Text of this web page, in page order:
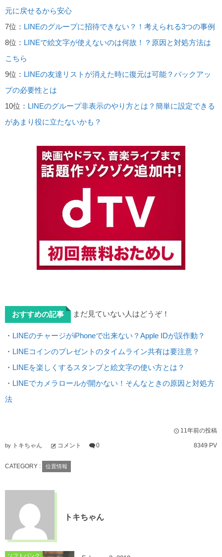
元に戻せるから安心
7位： LINEのグループに招待できない？！考えられる3つの事例
8位： LINEで絵文字が使えないのは何故！？原因と対処方法は
こちら
9位： LINEの友達リストが消えた時に復元は可能？バックアッ
プの必要性とは
10位： LINEのグループ非表示のやり方とは？簡単に設定できる
があまり役に立たないかも？
おすすめの記事 まだ見ていない人はどうぞ！
・ LINEのチャージがiPhoneで出来ない？Apple IDが誤作動？
・ LINEコインのプレゼントのタイムライン共有は要注意？
・ LINEを楽しくするスタンプと絵文字の使い方とは？
・ LINEでカメラロールが開かない！そんなときの原因と対処方
法
11年前の投稿
by トキちゃん コメント 0 8349 PV
CATEGORY : 位置情報
トキちゃん
ソフトバンク